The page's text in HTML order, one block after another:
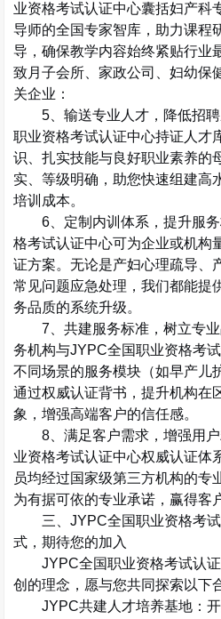
业资格考试认证中心囊括妇产科
导师的全国专家智库，助力课程
导，确保教学内容始终紧贴行业
致月子会所、家政公司、妇幼保
关企业：
5 、输送专业人才，降低招
职业资格考试认证中心持证人才
识、扎实技能与良好职业素养的
实、等级明确，助您快速组建高
培训成本。
6 、定制内训体系，提升服
格考试认证中心可为企业或机构
证方案。无论是产妇心理疏导、
常见问题应急处理，我们都能提
务品质的系统升级。
7 、共建服务标准，树立专
务机构与JYPC全国职业资格考
不同场景的服务模块（如早产儿
通过权威认证背书，提升机构在
象，增强高端客户的信任感。
8 、满足客户需求，增强用
业资格考试认证中心权威认证体
员均经过国家级第三方机构的专
为有据可依的专业承诺，赢得客
三、JYPC全国职业资格考
式，期待您的加入
JYPC全国职业资格考试认
创的理念，愿与您共同探索以下
JYPC共建人才培养基地 ：